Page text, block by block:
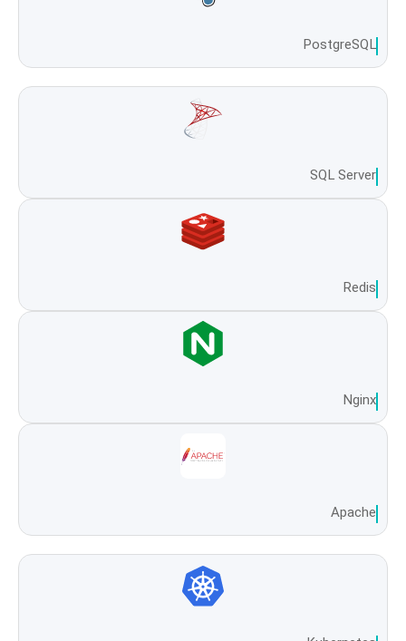
PostgreSQL
SQL Server
Redis
Nginx
Apache